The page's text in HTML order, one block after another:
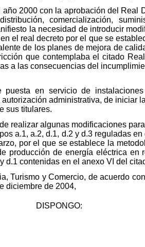
2000 con la aprobación del Real
comercialización,
la necesidad de introducir
el real decreto por el que se
de los planes de mejora de
que contemplaba el citado
a las consecuencias del
en servicio de
administrativa, de iniciar
sus titulares.
realizar algunas modificaciones
a.1, a.2, d.1, d.2 y d.3 reguladas
por el que se establece la
producción de energía eléctrica
d.1 contenidas en el anexo VI del
Turismo y Comercio, de acuerdo
diciembre de 2004,
DISPONGO: